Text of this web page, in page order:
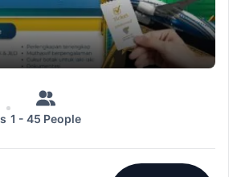
1 - 45 People